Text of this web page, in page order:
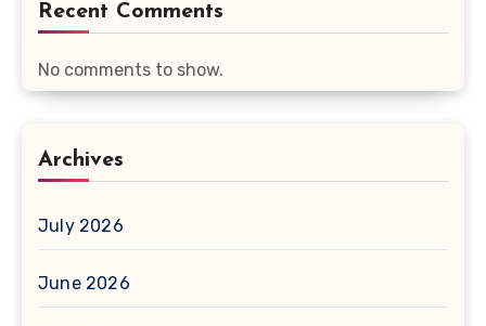
Recent Comments
No comments to show.
Archives
July 2026
June 2026